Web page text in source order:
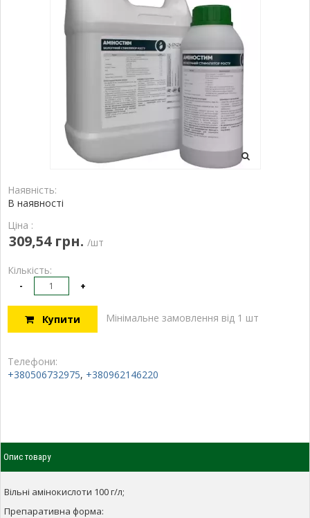
Наявність:
В наявності
Ціна :
309,54 грн. /шт
Кількість:
- +
Купити Мінімальне замовлення від 1 шт
Телефони:
+380506732975, +380962146220
Опис товару
Вільні амінокислоти 100 г/л;
Препаративна форма: